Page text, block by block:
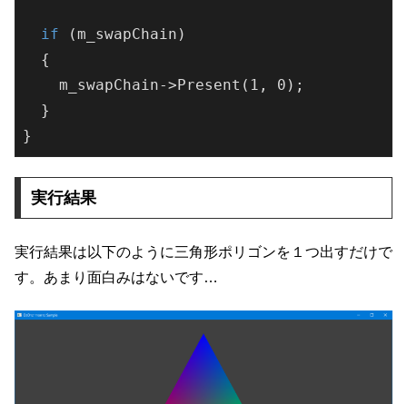
if (m_swapChain)
  {
    m_swapChain->
Present(1, 0) ;
  }
}
実行結果
実行結果は以下のように三角形ポリゴンを１つ出すだけで
す。あまり面白みはないです…